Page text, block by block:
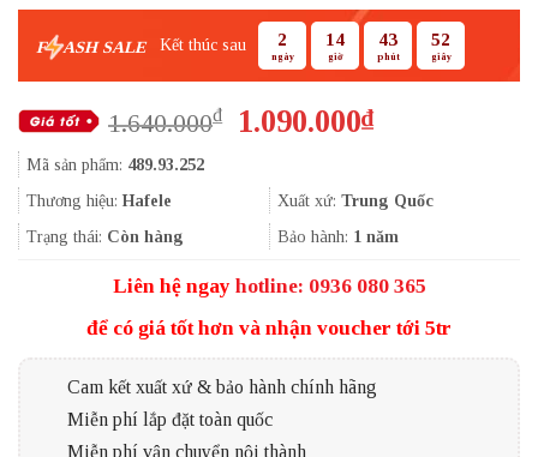
F ASH SALE Kết thúc sau 2
ngày
14
giờ
43
phút
51
giây
1.640.000₫
Giá
1.640.000₫.
1.090.000₫Giá
là:
1.090.000₫.
Mã sản phẩm: 489.93.252
Thương hiệu: Hafele Xuất xứ: Trung Quốc
Trạng thái: Còn hàng Bảo hành: 1 năm
Liên hệ ngay hotline: 0936 080 365
để có giá tốt hơn và nhận voucher tới 5tr
Cam kết xuất xứ & bảo hành chính hãng
Miễn phí lắp đặt toàn quốc
Miễn phí vận chuyển nội thành